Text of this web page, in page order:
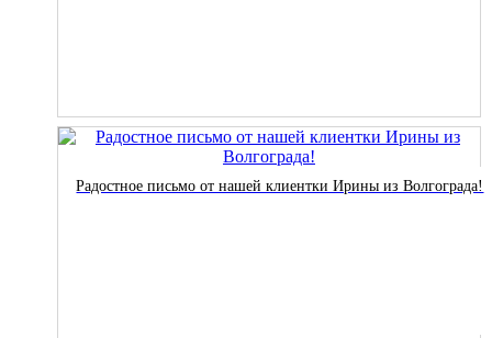
Радостное письмо от нашей клиентки Ирины из Волгограда!